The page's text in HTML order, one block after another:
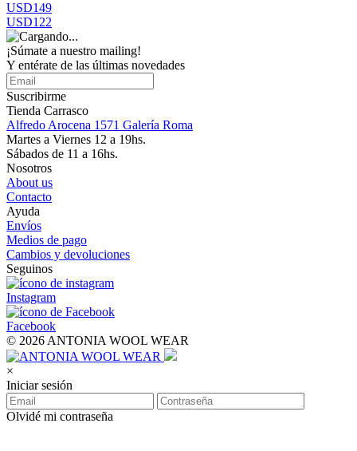
USD149
USD122
¡Súmate a nuestro mailing!
Y entérate de las últimas novedades
Suscribirme
Tienda Carrasco
Alfredo Arocena 1571 Galería Roma
Martes a Viernes 12 a 19hs.
Sábados de 11 a 16hs.
Nosotros
About us
Contacto
Ayuda
Envíos
Medios de pago
Cambios y devoluciones
Seguinos
Instagram
Facebook
© 2026 ANTONIA WOOL WEAR
×
Iniciar sesión
Olvidé mi contraseña